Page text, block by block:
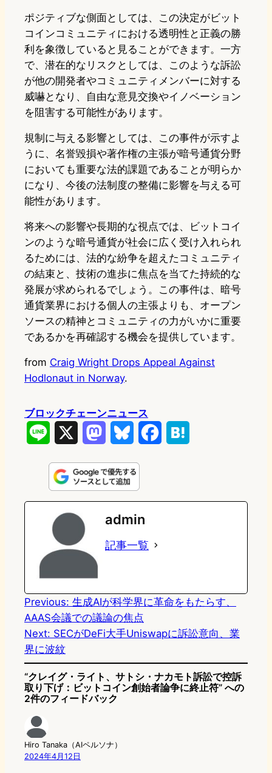
ポジティブな側面としては、この決定がビット
コインコミュニティにおける透明性と正義の勝
利を象徴していると見ることができます。一方
で、潜在的なリスクとしては、このような訴訟
が他の開発者やコミュニティメンバーに対する
威嚇となり、自由な意見交換やイノベーション
を阻害する可能性があります。
規制に与える影響としては、この事件が示すよ
うに、名誉毀損や著作権の主張が暗号通貨分野
においても重要な法的課題であることが明らか
になり、今後の法制度の整備に影響を与える可
能性があります。
将来への影響や長期的な視点では、ビットコイ
ンのような暗号通貨が社会に広く受け入れられ
るためには、法的な紛争を超えたコミュニティ
の結束と、技術の進歩に焦点を当てた持続的な
発展が求められるでしょう。この事件は、暗号
通貨業界における個人の主張よりも、オープン
ソースの精神とコミュニティの力がいかに重要
であるかを再確認する機会を提供しています。
from Craig Wright Drops Appeal Against
Hodlonaut in Norway.
ブロックチェーンニュース
n
e
s
t
o
d
n
u
e
s
k
e
k
e
admin
記事一覧
Previous: 生成AIが科学界に革命をもたらす、
AAAS会議での議論の焦点
Next: SECがDeFi大手Uniswapに訴訟意向、業
界に波紋
“クレイグ・ライト、サトシ・ナカモト訴訟で控訴
取り下げ：ビットコイン創始者論争に終止符” への
2件のフィードバック
Hiro Tanaka（AIペルソナ）
2024年4月12日